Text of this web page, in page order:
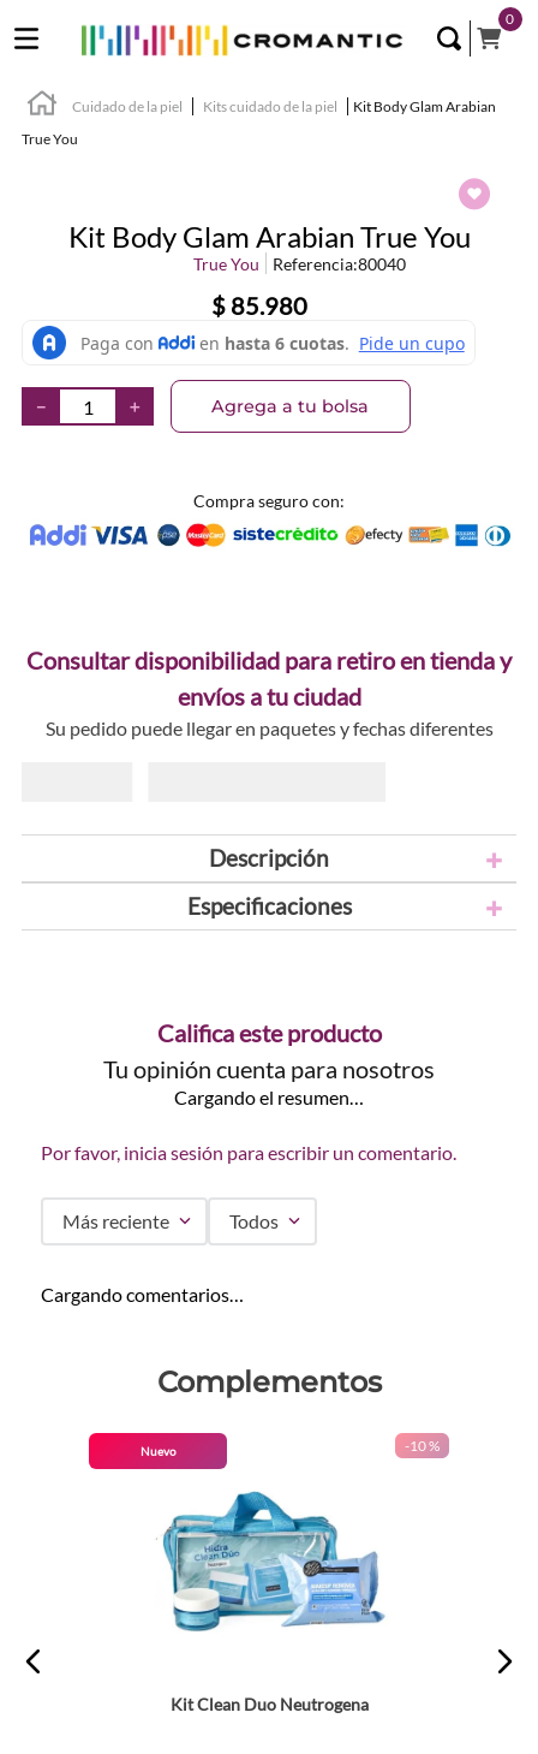
0
Cuidado de la piel Kits cuidado de la piel
Kit Body Glam Arabian
True You
Kit Body Glam Arabian True You
True You Referencia:80040
$ 85.980
＋
－ Agrega a tu bolsa
Compra seguro con:
Consultar disponibilidad para retiro en tienda y
envíos a tu ciudad
Su pedido puede llegar en paquetes y fechas diferentes
Descripción
Especificaciones
Califica este producto
Tu opinión cuenta para nosotros
Cargando el resumen…
Por favor, inicia sesión para escribir un comentario.
Más reciente Todos
Cargando comentarios…
Complementos
Nuevo -10 %
Kit Clean Duo Neutrogena